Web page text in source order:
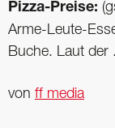
Pizza-Preise:
Arme-Leute-
Buche. Laut der
von ff media